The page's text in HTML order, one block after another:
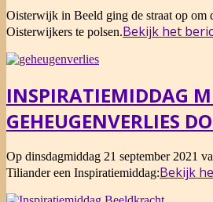
2021-
09-
Oisterwijk in Beeld ging de straat op om
Oisterwijkers te polsen.Bekijk het
INSPIRATIEMIDDAG
GEHEUGENVERLIES
2021-
09-
Op dinsdagmiddag 21 september 2021
Tiliander een Inspiratiemiddag:Bekijk